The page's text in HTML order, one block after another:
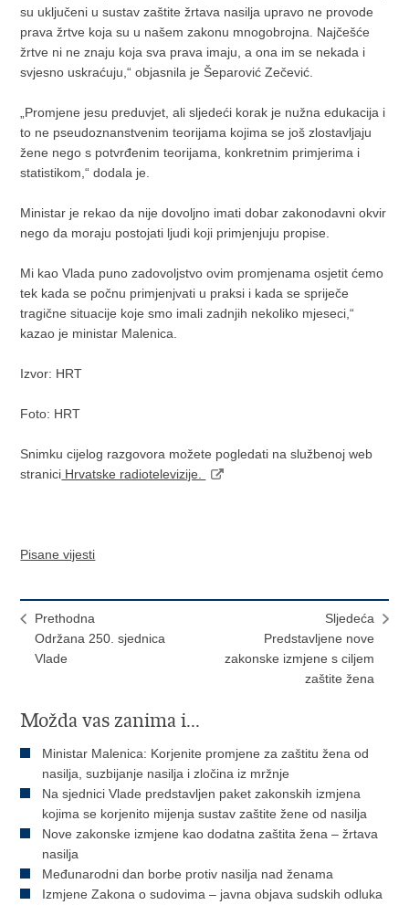
su uključeni u sustav zaštite žrtava nasilja upravo ne provode
prava žrtve koja su u našem zakonu mnogobrojna. Najčešće
žrtve ni ne znaju koja sva prava imaju, a ona im se nekada i
svjesno uskraćuju,“ objasnila je Šeparović Zečević.
„Promjene jesu preduvjet, ali sljedeći korak je nužna edukacija i
to ne pseudoznanstvenim teorijama kojima se još zlostavljaju
žene nego s potvrđenim teorijama, konkretnim primjerima i
statistikom,“ dodala je.
Ministar je rekao da nije dovoljno imati dobar zakonodavni okvir
nego da moraju postojati ljudi koji primjenjuju propise.
Mi kao Vlada puno zadovoljstvo ovim promjenama osjetit ćemo
tek kada se počnu primjenjvati u praksi i kada se spriječe
tragične situacije koje smo imali zadnjih nekoliko mjeseci,“
kazao je ministar Malenica.
Izvor: HRT
Foto: HRT
Snimku cijelog razgovora možete pogledati na službenoj web
stranici Hrvatske radiotelevizije.
Pisane vijesti
Prethodna
Održana 250. sjednica
Vlade
Sljedeća
Predstavljene nove
zakonske izmjene s ciljem
zaštite žena
Možda vas zanima i...
Ministar Malenica: Korjenite promjene za zaštitu žena od
nasilja, suzbijanje nasilja i zločina iz mržnje
Na sjednici Vlade predstavljen paket zakonskih izmjena
kojima se korjenito mijenja sustav zaštite žene od nasilja
Nove zakonske izmjene kao dodatna zaštita žena – žrtava
nasilja
Međunarodni dan borbe protiv nasilja nad ženama
Izmjene Zakona o sudovima – javna objava sudskih odluka